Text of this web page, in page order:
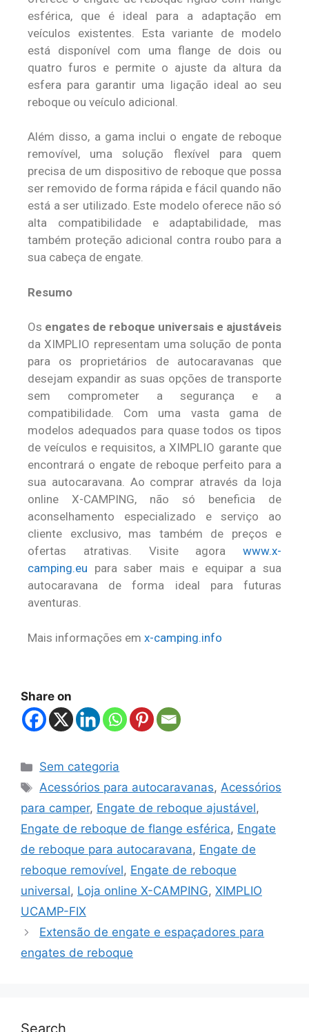
esférica, que é ideal para a adaptação em
veículos existentes. Esta variante de modelo
está disponível com uma flange de dois ou
quatro furos e permite o ajuste da altura da
esfera para garantir uma ligação ideal ao seu
reboque ou veículo adicional.
Além disso, a gama inclui o engate de reboque
removível, uma solução flexível para quem
precisa de um dispositivo de reboque que possa
ser removido de forma rápida e fácil quando não
está a ser utilizado. Este modelo oferece não só
alta compatibilidade e adaptabilidade, mas
também proteção adicional contra roubo para a
sua cabeça de engate.
Resumo
Os engates de reboque universais e ajustáveis
da XIMPLIO representam uma solução de ponta
para os proprietários de autocaravanas que
desejam expandir as suas opções de transporte
sem comprometer a segurança e a
compatibilidade. Com uma vasta gama de
modelos adequados para quase todos os tipos
de veículos e requisitos, a XIMPLIO garante que
encontrará o engate de reboque perfeito para a
sua autocaravana. Ao comprar através da loja
online X-CAMPING, não só beneficia de
aconselhamento especializado e serviço ao
cliente exclusivo, mas também de preços e
ofertas atrativas. Visite agora www.x-
camping.eu para saber mais e equipar a sua
autocaravana de forma ideal para futuras
aventuras.
Mais informações em x-camping.info
Share on
Sem categoria
Acessórios para autocaravanas,Acessórios
para camper, Engate de reboque ajustável,
Engate de reboque de flange esférica, Engate
de reboque para autocaravana, Engate de
reboque removível, Engate de reboque
universal, Loja online X-CAMPING, XIMPLIO
UCAMP-FIX
Extensão de engate e espaçadores para
engates de reboque